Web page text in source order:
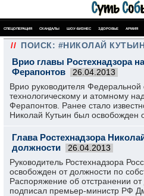
СПЕЦОПЕРАЦИЯ СКАНДАЛЫ ШОУ-БИЗНЕС ЗДОРОВЬЕ АРМИЯ
// ПОИСК: #НИКОЛАЙ
Врио главы Ростехнадзора
Ферапонтов
26.04.2013
Врио руководителя Федеральной
технологическому и атомному
Ферапонтов. Ранее стало
Николай Кутьин был освобожден
Глава Ростехнадзора
должности
26.04.2013
Руководитель Ростехнадзора
освобожден от должности по
Распоряжение об отстранении от
подписал премьер-министр РФ